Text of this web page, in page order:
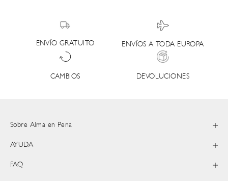
ENVÍO GRATUITO ENVÍOS A TODA EUROPA
CAMBIOS DEVOLUCIONES
Sobre Alma en Pena
AYUDA
FAQ